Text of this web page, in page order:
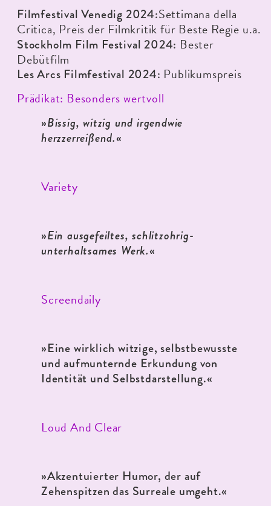
Filmfestival Venedig 2024:Settimana della
Critica, Preis der Filmkritik für Beste Regie u.a.
Stockholm Film Festival 2024: Bester
Debütfilm
Les Arcs Filmfestival 2024: Publikumspreis
Prädikat: Besonders wertvoll
»Bissig, witzig und irgendwie
herzzerreißend.«
Variety
»Ein ausgefeiltes, schlitzohrig-
unterhaltsames Werk.«
Screendaily
»Eine wirklich witzige, selbstbewusste
und aufmunternde Erkundung von
Identität und Selbstdarstellung.«
Loud And Clear
»Akzentuierter Humor, der auf
Zehenspitzen das Surreale umgeht.«